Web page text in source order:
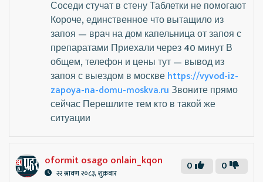
Соседи стучат в стену Таблетки не помогают
Короче, единственное что вытащило из
запоя — врач на дом капельница от запоя с
препаратами Приехали через 40 минут В
общем, телефон и цены тут — вывод из
запоя с выездом в москвеhttps://vyvod-iz-
zapoya-na-domu-moskva.ruЗвоните прямо
сейчас Перешлите тем кто в такой же
ситуации
oformit osago onlain_kqon
२२ श्रावण २०८३, शुक्रबार 0
0